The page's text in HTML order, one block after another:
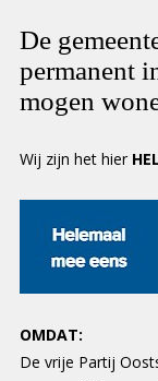
De
permanent
mogen
Wij zijn het hier
OMDAT:
De vrije Partij